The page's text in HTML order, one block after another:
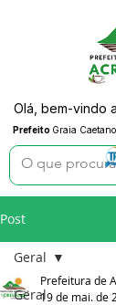
Prefeito Graia
Olá, bem-vindo
Post
Geral
Geral
Prefeitura de
19 de mai. de